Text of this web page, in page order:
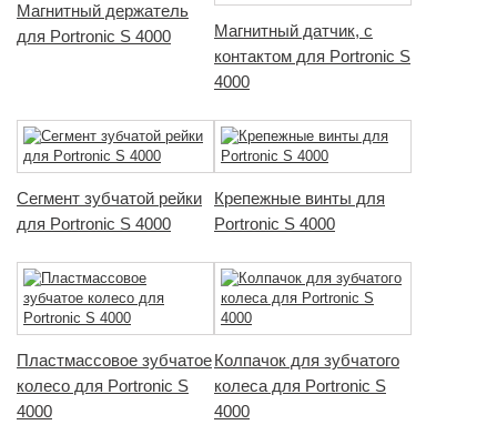
Магнитный держатель
для Portronic S 4000
Магнитный датчик, с
контактом для Portronic S
4000
Сегмент зубчатой рейки
для Portronic S 4000
Крепежные винты для
Portronic S 4000
Пластмассовое зубчатое
колесо для Portronic S
4000
Колпачок для зубчатого
колеса для Portronic S
4000